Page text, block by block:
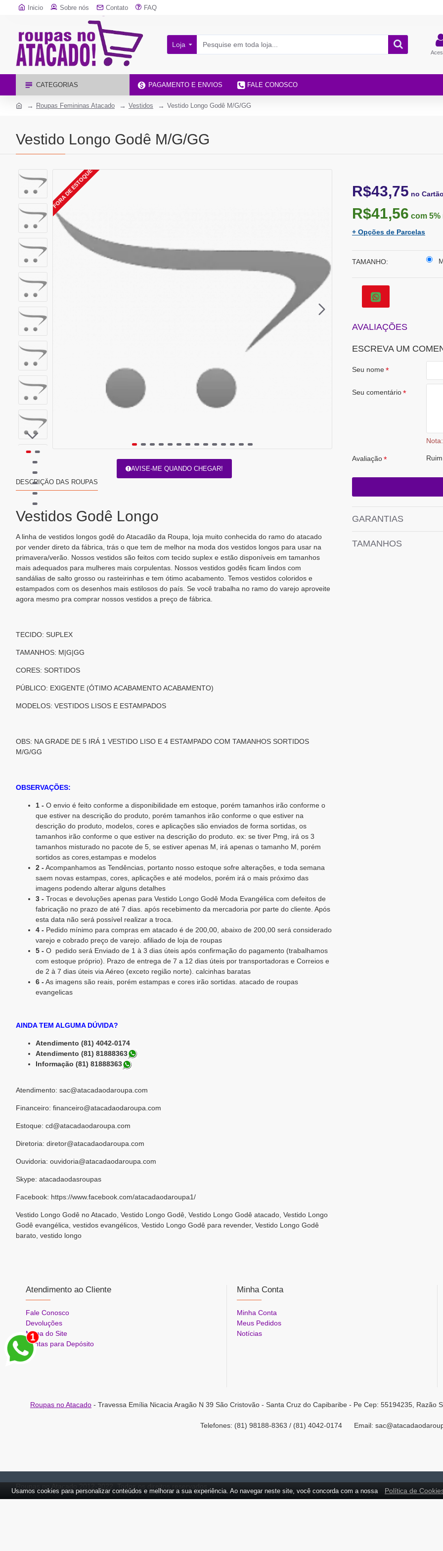
Inicio Sobre nós Contato FAQ
Loja
CATEGORIAS PAGAMENTO E ENVIOS FALE CONOSCO
Roupas Femininas Atacado Vestidos Vestido Longo Godê M/G/GG
Vestido Longo Godê M/G/GG
FORA DE ESTOQUE
AVISE-ME QUANDO CHEGAR!
DESCRIÇÃO DAS ROUPAS
Vestidos Godê Longo
A linha de vestidos longos godê do Atacadão da Roupa, loja muito conhecida do ramo do atacado
por vender direto da fábrica, trás o que tem de melhor na moda dos vestidos longos para usar na
primavera/verão. Nossos vestidos são feitos com tecido suplex e estão disponíveis em tamanhos
mais adequados para mulheres mais corpulentas. Nossos vestidos godês ficam lindos com
sandálias de salto grosso ou rasteirinhas e tem ótimo acabamento. Temos vestidos coloridos e
estampados com os desenhos mais estilosos do país. Se você trabalha no ramo do varejo aproveite
agora mesmo pra comprar nossos vestidos a preço de fábrica.
TECIDO: SUPLEX
TAMANHOS: M|G|GG
CORES: SORTIDOS
PÚBLICO: EXIGENTE (ÓTIMO ACABAMENTO ACABAMENTO)
MODELOS: VESTIDOS LISOS E ESTAMPADOS
OBS: NA GRADE DE 5 IRÁ 1 VESTIDO LISO E 4 ESTAMPADO COM TAMANHOS SORTIDOS
M/G/GG
OBSERVAÇÕES:
1 - O envio é feito conforme a disponibilidade em estoque, porém tamanhos irão conforme o
que estiver na descrição do produto, porém tamanhos irão conforme o que estiver na
descrição do produto, modelos, cores e aplicações são enviados de forma sortidas, os
tamanhos irão conforme o que estiver na descrição do produto. ex: se tiver Pmg, irá os 3
tamanhos misturado no pacote de 5, se estiver apenas M, irá apenas o tamanho M, porém
sortidos as cores,estampas e modelos
2 - Acompanhamos as Tendências, portanto nosso estoque sofre alterações, e toda semana
saem novas estampas, cores, aplicações e até modelos, porém irá o mais próximo das
imagens podendo alterar alguns detalhes
3 - Trocas e devoluções apenas para Vestido Longo Godê Moda Evangélica com defeitos de
fabricação no prazo de até 7 dias. após recebimento da mercadoria por parte do cliente. Após
esta data não será possível realizar a troca.
4 - Pedido mínimo para compras em atacado é de 200,00, abaixo de 200,00 será considerado
varejo e cobrado preço de varejo. afiliado de loja de roupas
5 - O pedido será Enviado de 1 à 3 dias úteis após confirmação do pagamento (trabalhamos
com estoque próprio). Prazo de entrega de 7 a 12 dias úteis por transportadoras e Correios e
de 2 à 7 dias úteis via Aéreo (exceto região norte). calcinhas baratas
6 - As imagens são reais, porém estampas e cores irão sortidas. atacado de roupas
evangelicas
AINDA TEM ALGUMA DÚVIDA?
Atendimento (81) 4042-0174
Atendimento (81) 81888363
Informação (81) 81888363
Atendimento: sac@atacadaodaroupa.com
Financeiro: financeiro@atacadaodaroupa.com
Estoque: cd@atacadaodaroupa.com
Diretoria: diretor@atacadaodaroupa.com
Ouvidoria: ouvidoria@atacadaodaroupa.com
Skype: atacadaodasroupas
Facebook: https://www.facebook.com/atacadaodaroupa1/
Vestido Longo Godê no Atacado, Vestido Longo Godê, Vestido Longo Godê atacado, Vestido Longo
Godê evangélica, vestidos evangélicos, Vestido Longo Godê para revender, Vestido Longo Godê
barato, vestido longo
R$43,75 no
R$41,56 com 5%
+ Opções de Parcelas
TAMANHO:
AVALIAÇÕES
ESCREVA UM
Seu nome
Seu comentário
Nota:
Avaliação Ruim
GARANTIAS
TAMANHOS
Atendimento ao Cliente
Fale Conosco
Devoluções
Mapa do Site
Contas para Depósito
Minha Conta
Minha Conta
Meus Pedidos
Notícias
Roupas no Atacado- Travessa Emília Nicacia Aragão N 39 São Cristovão - Santa Cruz do Capibaribe - Pe Cep: 55194235, Razão
Telefones: (81) 98188-8363 / (81) 4042-0174 Email:
Usamos cookies para personalizar conteúdos e melhorar a sua experiência. Ao navegar neste site, você concorda com a nossa Política de